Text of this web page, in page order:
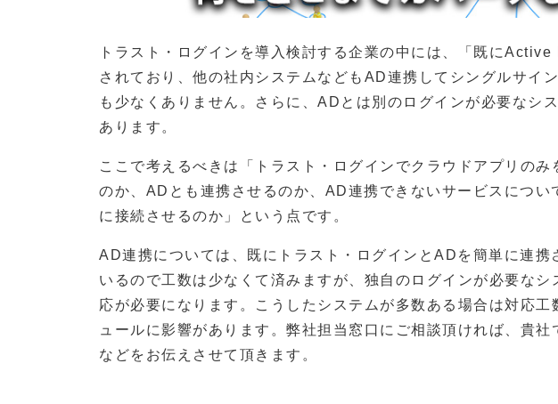
トラスト・ログインを導入検討する企業の中には、「既に
されており、他の社内システムなどもAD連携してシングルサイ
も少なくありません。さらに、ADとは別のログインが必要なシ
あります。
ここで考えるべきは「トラスト・ログインでクラウドアプリのみ
のか、ADとも連携させるのか、AD連携できないサービスについ
に接続させるのか」という点です。
AD連携については、既にトラスト・ログインとADを簡単に連携
いるので工数は少なくて済みますが、独自のログインが必要な
応が必要になります。こうしたシステムが多数ある場合は対応工
ュールに影響があります。弊社担当窓口にご相談頂ければ、貴
などをお伝えさせて頂きます。